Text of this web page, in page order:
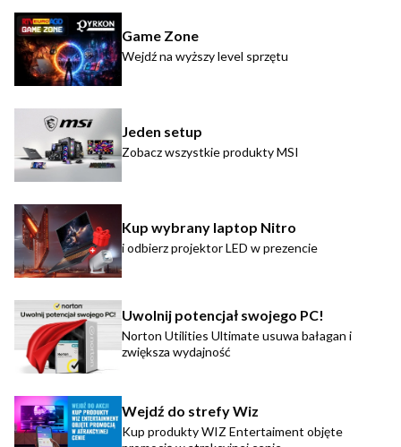
Game Zone
Wejdź na wyższy level sprzętu
Jeden setup
Zobacz wszystkie produkty MSI
Kup wybrany laptop Nitro
i odbierz projektor LED w prezencie
Uwolnij potencjał swojego PC!
Norton Utilities Ultimate usuwa bałagan i
zwiększa wydajność
Wejdź do strefy Wiz
Kup produkty WIZ Entertaiment objęte